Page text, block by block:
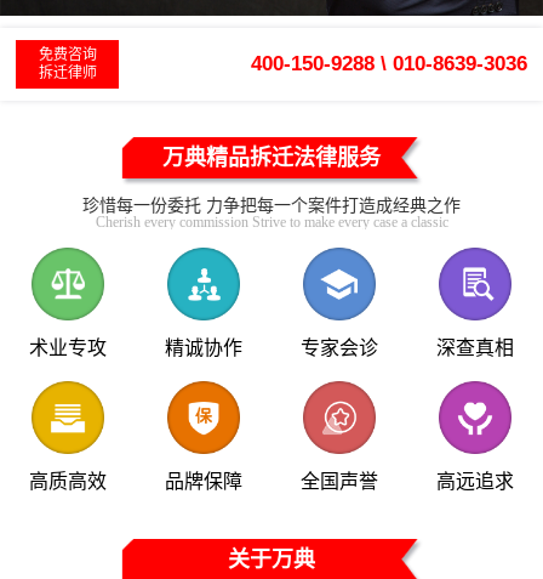
免费咨询
拆迁律师
400-150-9288 \ 010-8639-3036
万典精品拆迁法律服务
珍惜每一份委托 力争把每一个案件打造成经典之作
Cherish every commission Strive to make every case a classic
术业专攻 精诚协作 专家会诊 深查真相
高质高效 品牌保障 全国声誉 高远追求
关于万典